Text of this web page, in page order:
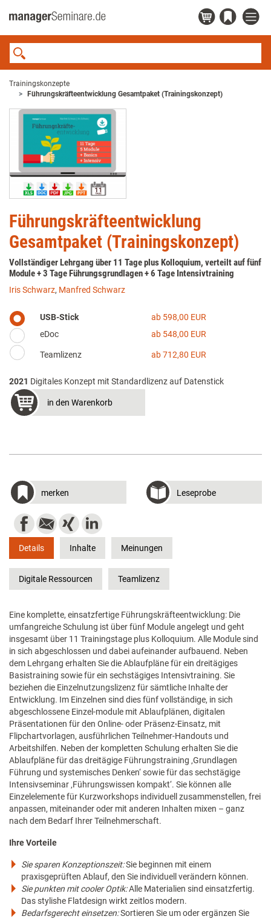
Trainingskonzepte
Führungskräfteentwicklung Gesamtpaket (Trainingskonzept)
Führungskräfteentwicklung
Gesamtpaket (Trainingskonzept)
Vollständiger Lehrgang über 11 Tage plus Kolloquium, verteilt auf fünf
Module + 3 Tage Führungsgrundlagen + 6 Tage Intensivtraining
Iris Schwarz, Manfred Schwarz
USB-Stick
ab 598,00 EUR
eDoc
ab 548,00 EUR
Teamlizenz ab 712,80 EUR
2021 Digitales Konzept mit Standardlizenz auf Datenstick
in den Warenkorb
merken Leseprobe
Details Inhalte Meinungen
Digitale Ressourcen Teamlizenz
Eine komplette, einsatzfertige Führungskräfteentwicklung: Die
umfangreiche Schulung ist über fünf Module angelegt und geht
insgesamt über 11 Trainingstage plus Kolloquium. Alle Module sind
in sich abgeschlossen und dabei aufeinander aufbauend. Neben
dem Lehrgang erhalten Sie die Ablaufpläne für ein dreitägiges
Basistraining sowie für ein sechstägiges Intensivtraining. Sie
beziehen die Einzelnutzungslizenz für sämtliche Inhalte der
Entwicklung. Im Einzelnen sind dies fünf vollständige, in sich
abgeschlossene Einzel-module mit Ablaufplänen, digitalen
Präsentationen für den Online- oder Präsenz-Einsatz, mit
Flipchartvorlagen, ausführlichen Teilnehmer-Handouts und
Arbeitshilfen. Neben der kompletten Schulung erhalten Sie die
Ablaufpläne für das dreitägige Führungstraining ‚Grundlagen
Führung und systemisches Denken‘ sowie für das sechstägige
Intensivseminar ‚Führungswissen kompakt‘. Sie können alle
Einzelelemente für Kurzworkshops individuell zusammenstellen, frei
anpassen, miteinander oder mit anderen Inhalten mixen – ganz
nach dem Bedarf Ihrer Teilnehmerschaft.
Ihre Vorteile
Sie sparen Konzeptionszeit:Sie beginnen mit einem
praxisgeprüften Ablauf, den Sie individuell verändern können.
Sie punkten mit cooler Optik:Alle Materialien sind einsatzfertig.
Das stylishe Flatdesign wirkt zeitlos modern.
Bedarfsgerecht einsetzen:Sortieren Sie um oder ergänzen Sie